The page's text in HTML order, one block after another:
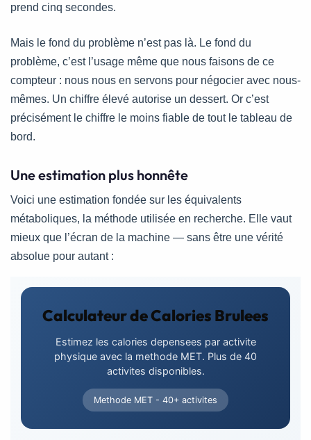
prend cinq secondes.
Mais le fond du problème n’est pas là. Le fond du
problème, c’est l’usage même que nous faisons de ce
compteur : nous nous en servons pour négocier avec nous-
mêmes. Un chiffre élevé autorise un dessert. Or c’est
précisément le chiffre le moins fiable de tout le tableau de
bord.
Une estimation plus honnête
Voici une estimation fondée sur les équivalents
métaboliques, la méthode utilisée en recherche. Elle vaut
mieux que l’écran de la machine — sans être une vérité
absolue pour autant :
Calculateur de Calories Brulees
Estimez les calories depensees par activite
physique avec la methode MET. Plus de 40
activites disponibles.
Methode MET - 40+ activites